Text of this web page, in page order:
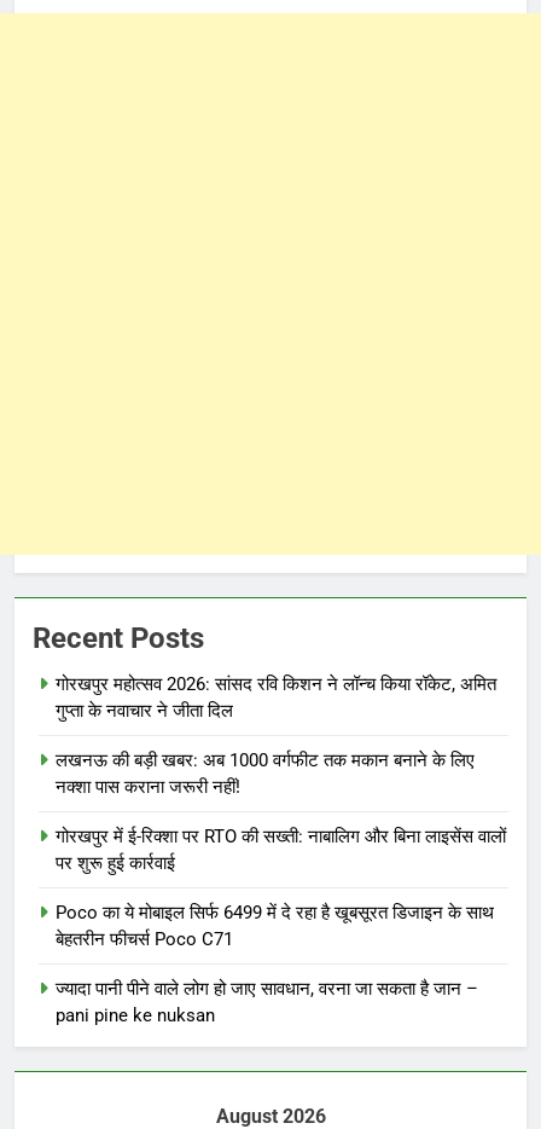
Recent Posts
गोरखपुर महोत्सव 2026: सांसद रवि किशन ने लॉन्च किया रॉकेट, अमित
गुप्ता के नवाचार ने जीता दिल
लखनऊ की बड़ी खबर: अब 1000 वर्गफीट तक मकान बनाने के लिए
नक्शा पास कराना जरूरी नहीं!
गोरखपुर में ई-रिक्शा पर RTO की सख्ती: नाबालिग और बिना लाइसेंस वालों
पर शुरू हुई कार्रवाई
Poco का ये मोबाइल सिर्फ 6499 में दे रहा है खूबसूरत डिजाइन के साथ
बेहतरीन फीचर्स Poco C71
ज्यादा पानी पीने वाले लोग हो जाए सावधान, वरना जा सकता है जान –
pani pine ke nuksan
August 2026